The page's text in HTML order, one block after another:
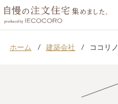
ホーム 建築会社 ココリ